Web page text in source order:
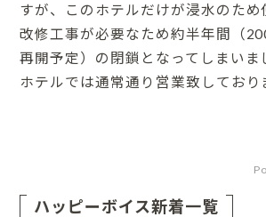
すが、このホテルだけが浸水のため
改修工事が必要なため約半年間（
再開予定）の閉鎖となってしまいま
ホテルでは通常通り営業致しており
ハッピーボイス新着一覧